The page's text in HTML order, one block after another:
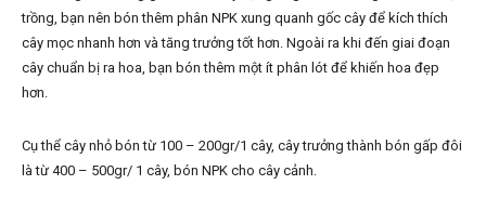
trồng, bạn nên bón thêm phân NPK xung quanh gốc cây để kích thích
cây mọc nhanh hơn và tăng trưởng tốt hơn. Ngoài ra khi đến giai đoạn
cây chuẩn bị ra hoa, bạn bón thêm một ít phân lót để khiến hoa đẹp
hơn.
Cụ thể cây nhỏ bón từ 100 – 200gr/1 cây, cây trưởng thành bón gấp đôi
là từ 400 – 500gr/ 1 cây, bón NPK cho cây cảnh.